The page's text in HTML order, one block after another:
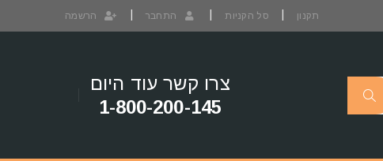
תקנון סל הקניות התחבר הרשמה
צרו קשר עוד היום
1-800-200-145